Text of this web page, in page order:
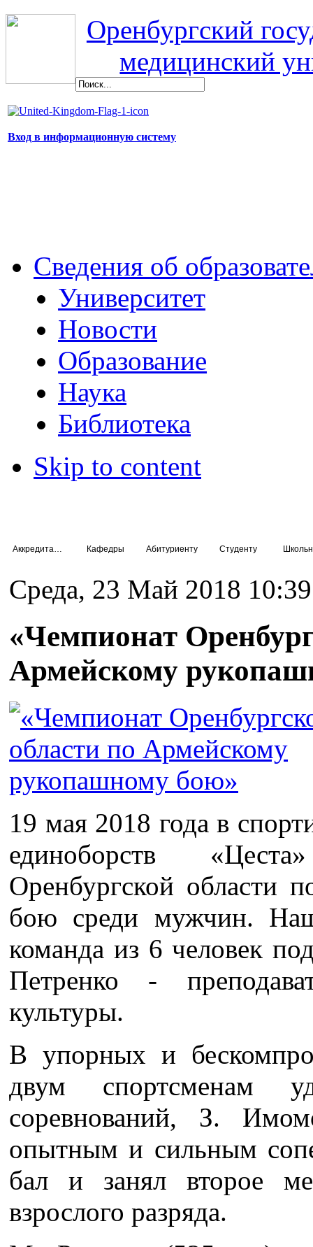
Оренбургский
медицинский
Вход в информационную систему
Сведения об
Университет
Новости
Образование
Наука
Библиотека
Skip to content
Кафедры Абитуриенту Студенту
Среда, 23 Май 2018 10:39
«Чемпионат
Армейскому
19 мая 2018 года в
единоборств
Оренбургской области
бою среди мужчин. Наш
команда из 6 человек
Петренко -
культуры.
В упорных и
двум спортсменам
соревнований, З.
опытным и сильным
бал и занял второе
взрослого разряда.